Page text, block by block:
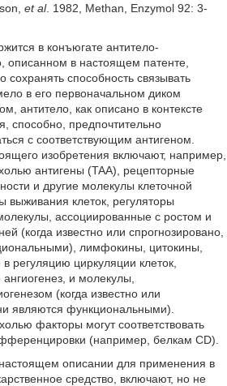
et al. 1982, Methan, Enzymol 92: 3-
в конъюгате антитело-
описанном в настоящем патенте,
сохранять способность связывать
в его первоначальном диком
антитело, как описано в контексте
способно, предпочтительно
с соответствующим антигеном.
изобретения включают, например,
антигены (TAA), рецепторные
и другие молекулы клеточной
выживания клеток, регуляторы
ассоциированные с ростом и
(когда известно или спрогнозировано,
лимфокины, цитокины,
регуляцию циркуляции клеток,
и молекулы,
(когда известно или
являются функциональными).
факторы могут соответствовать
(например, белкам CD).
описании для применения в
средство, включают, но не